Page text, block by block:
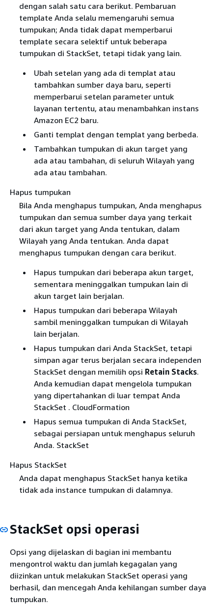
dengan salah satu cara berikut. Pembaruan
template Anda selalu memengaruhi semua
tumpukan; Anda tidak dapat memperbarui
template secara selektif untuk beberapa
tumpukan di StackSet, tetapi tidak yang lain.
Ubah setelan yang ada di templat atau
tambahkan sumber daya baru, seperti
memperbarui setelan parameter untuk
layanan tertentu, atau menambahkan instans
Amazon EC2 baru.
Ganti templat dengan templat yang berbeda.
Tambahkan tumpukan di akun target yang
ada atau tambahan, di seluruh Wilayah yang
ada atau tambahan.
Hapus tumpukan
Bila Anda menghapus tumpukan, Anda menghapus
tumpukan dan semua sumber daya yang terkait
dari akun target yang Anda tentukan, dalam
Wilayah yang Anda tentukan. Anda dapat
menghapus tumpukan dengan cara berikut.
Hapus tumpukan dari beberapa akun target,
sementara meninggalkan tumpukan lain di
akun target lain berjalan.
Hapus tumpukan dari beberapa Wilayah
sambil meninggalkan tumpukan di Wilayah
lain berjalan.
Hapus tumpukan dari Anda StackSet, tetapi
simpan agar terus berjalan secara independen
StackSet dengan memilih opsi Retain Stacks.
Anda kemudian dapat mengelola tumpukan
yang dipertahankan di luar tempat Anda
StackSet . CloudFormation
Hapus semua tumpukan di Anda StackSet,
sebagai persiapan untuk menghapus seluruh
Anda. StackSet
Hapus StackSet
Anda dapat menghapus StackSet hanya ketika
tidak ada instance tumpukan di dalamnya.
StackSet opsi operasi
Opsi yang dijelaskan di bagian ini membantu
mengontrol waktu dan jumlah kegagalan yang
diizinkan untuk melakukan StackSet operasi yang
berhasil, dan mencegah Anda kehilangan sumber daya
tumpukan.